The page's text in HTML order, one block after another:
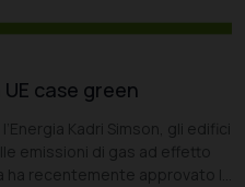
case green
Kadri Simson, gli edifici
emissioni di gas ad effetto
ha recentemente approvato la